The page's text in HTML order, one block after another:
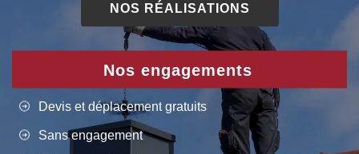
NOS RÉALISATIONS
Nos engagements
Devis et déplacement gratuits
Sans engagement